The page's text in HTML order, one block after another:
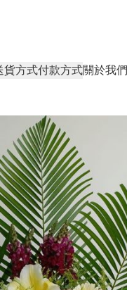
貨方式付款方式關於我們